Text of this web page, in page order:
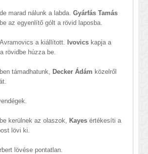
marad nálunk a labda. Gyárfás Tamás
az egyenlítő gólt a rövid laposba.
a kiállított. Ivovics kapja a
rövidbe húzza be.
támadhatunk, Decker Ádám közelről
kerülnek az olaszok, Kayes értékesíti a
lövi ki.
lövése pontatlan.